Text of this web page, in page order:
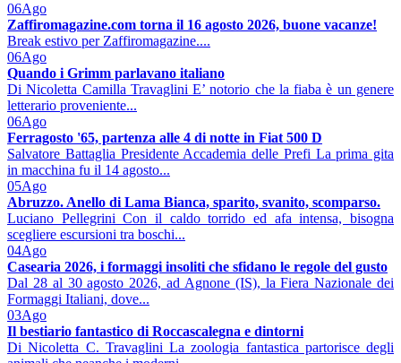
06Ago
Zaffiromagazine.com torna il 16 agosto 2026, buone vacanze!
Break estivo per Zaffiromagazine....
06Ago
Quando i Grimm parlavano italiano
Di Nicoletta Camilla Travaglini E’ notorio che la fiaba è un genere
letterario proveniente...
06Ago
Ferragosto '65, partenza alle 4 di notte in Fiat 500 D
Salvatore Battaglia Presidente Accademia delle Prefi La prima gita
in macchina fu il 14 agosto...
05Ago
Abruzzo. Anello di Lama Bianca, sparito, svanito, scomparso.
Luciano Pellegrini Con il caldo torrido ed afa intensa, bisogna
scegliere escursioni tra boschi...
04Ago
Casearia 2026, i formaggi insoliti che sfidano le regole del gusto
Dal 28 al 30 agosto 2026, ad Agnone (IS), la Fiera Nazionale dei
Formaggi Italiani, dove...
03Ago
Il bestiario fantastico di Roccascalegna e dintorni
Di Nicoletta C. Travaglini La zoologia fantastica partorisce degli